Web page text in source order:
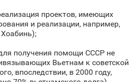
проектов, имеющих
и реализации, например,
получения помощи СССР не
Вьетнам к советской
впоследствии, в 2000 году,